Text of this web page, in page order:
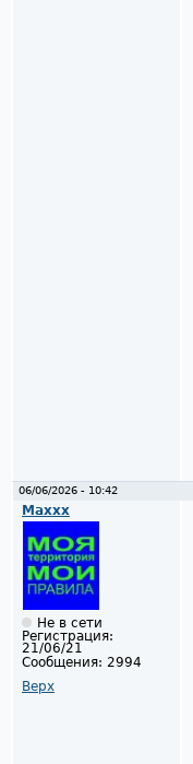
06/06/2026 - 10:42
Maxxx
Не в сети
Регистрация:
21/06/21
Сообщения: 2994
Верх